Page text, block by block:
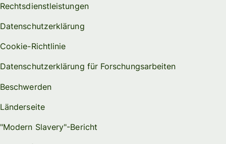
Rechtsdienstleistungen
Datenschutzerklärung
Cookie-Richtlinie
Datenschutzerklärung für Forschungsarbeiten
Beschwerden
Länderseite
"Modern Slavery"-Bericht